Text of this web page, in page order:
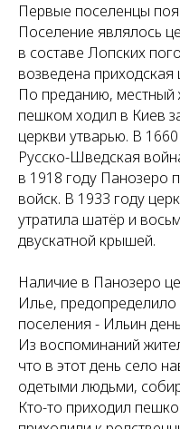
Первые поселенцы
Поселение являлось
в составе Лопских
возведена
По преданию,
пешком ходил в Киев
церкви утварью. В
Русско-Шведская
в 1918 году Панозеро
войск. В 1933 году
утратила шатёр и
двускатной крышей.
Наличие в Панозеро
Илье,
поселения - Ильин
Из воспоминаний
что в этот день село
одетыми людьми,
Кто-то приходил